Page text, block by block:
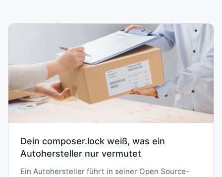
Dein composer.lock weiß, was ein
Autohersteller nur vermutet
Ein Autohersteller führt in seiner Open Source-